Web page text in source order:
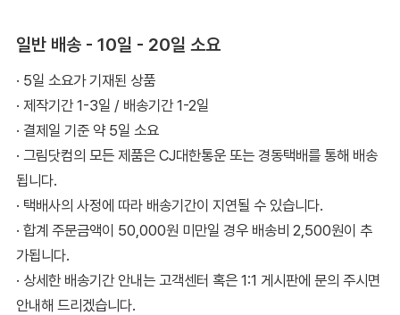
일반 배송 - 10일 - 20일 소요
· 5일 소요가 기재된 상품
· 제작기간 1-3일 / 배송기간 1-2일
· 결제일 기준 약 5일 소요
· 그림닷컴의 모든 제품은 CJ대한통운 또는 경동택배를 통해 배송
됩니다.
· 택배사의 사정에 따라 배송기간이 지연될 수 있습니다.
· 합계 주문금액이 50,000원 미만일 경우 배송비 2,500원이 추
가됩니다.
· 상세한 배송기간 안내는 고객센터 혹은 1:1 게시판에 문의 주시면
안내해 드리겠습니다.